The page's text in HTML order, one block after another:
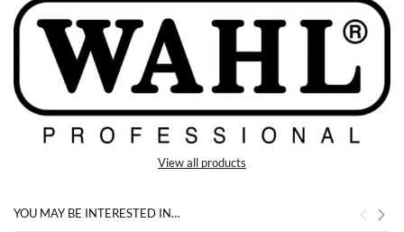
View all products
YOU MAY BE INTERESTED IN…